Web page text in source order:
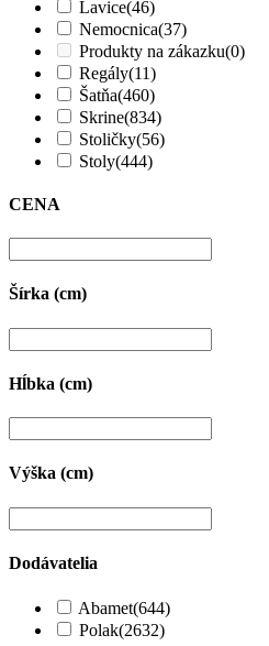
Lavice(46)
Nemocnica(37)
Produkty na zákazku(0)
Regály(11)
Šatňa(460)
Skrine(834)
Stoličky(56)
Stoly(444)
CENA
Šírka (cm)
Hĺbka (cm)
Výška (cm)
Dodávatelia
Abamet(644)
Polak(2632)